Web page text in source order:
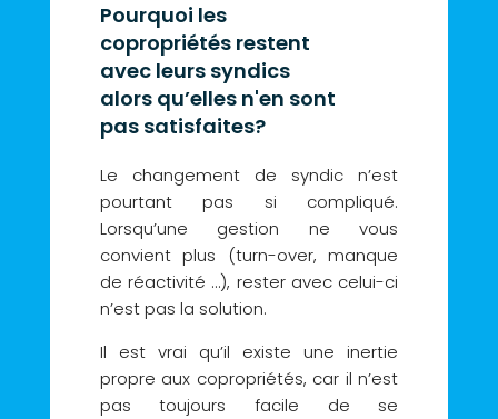
Pourquoi les
copropriétés restent
avec leurs syndics
alors qu’elles n'en sont
pas satisfaites?
Le changement de syndic n’est
pourtant pas si compliqué.
Lorsqu’une gestion ne vous
convient plus (turn-over, manque
de réactivité …), rester avec celui-ci
n’est pas la solution.
Il est vrai qu’il existe une inertie
propre aux copropriétés, car il n’est
pas toujours facile de se